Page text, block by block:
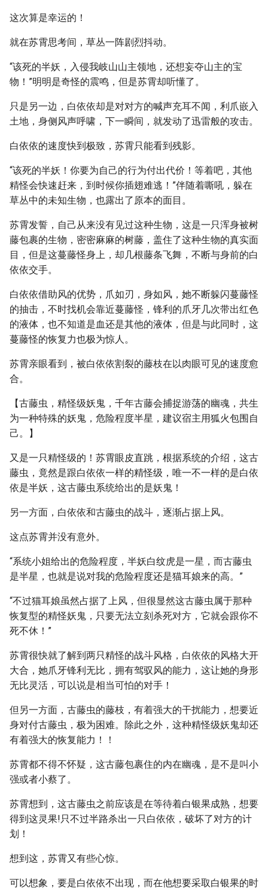
这次算是幸运的！
就在苏霄思考间，草丛一阵剧烈抖动。
“该死的半妖，入侵我岐山山主领地，还想妄夺山主的宝
物！”明明是奇怪的震鸣，但是苏霄却听懂了。
只是另一边，白依依却是对对方的喊声充耳不闻，利爪嵌入
土地，身侧风声呼啸，下一瞬间，就发动了迅雷般的攻击。
白依依的速度快到极致，苏霄只能看到残影。
“该死的半妖！你要为自己的行为付出代价！等着吧，其他
精怪会快速赶来，到时候你插翅难逃！”伴随着嘶吼，躲在
草丛中的未知生物，也露出了原本的面目。
苏霄发誓，自己从来没有见过这种生物，这是一只浑身被树
藤包裹的生物，密密麻麻的树藤，盖住了这种生物的真实面
目，但是这蔓藤怪身上，却几根藤条飞舞，不断与身前的白
依依交手。
白依依借助风的优势，爪如刃，身如风，她不断躲闪蔓藤怪
的抽击，不时找机会靠近蔓藤怪，锋利的爪牙几次带出红色
的液体，也不知道是血还是其他的液体，但是与此同时，这
蔓藤怪的恢复力也极为惊人。
苏霄亲眼看到，被白依依割裂的藤枝在以肉眼可见的速度愈
合。
【古藤虫，精怪级妖鬼，千年古藤会捕捉游荡的幽魂，共生
为一种特殊的妖鬼，危险程度半星，建议宿主用狐火包围自
己。】
又是一只精怪级的！苏霄眼皮直跳，根据系统的介绍，这古
藤虫，竟然是跟白依依一样的精怪级，唯一不一样的是白依
依是半妖，这古藤虫系统给出的是妖鬼！
另一方面，白依依和古藤虫的战斗，逐渐占据上风。
这点苏霄并没有意外。
“系统小姐给出的危险程度，半妖白纹虎是一星，而古藤虫
是半星，也就是说对我的危险程度还是猫耳娘来的高。”
“不过猫耳娘虽然占据了上风，但很显然这古藤虫属于那种
恢复型的精怪妖鬼，只要无法立刻杀死对方，它就会跟你不
死不休！”
苏霄很快就了解到两只精怪的战斗风格，白依依的风格大开
大合，她爪牙锋利无比，拥有驾驭风的能力，这让她的身形
无比灵活，可以说是相当可怕的对手！
但另一方面，古藤虫的藤枝，有着强大的干扰能力，想要近
身对付古藤虫，极为困难。除此之外，这种精怪级妖鬼却还
有着强大的恢复能力！！
苏霄都不得不怀疑，这古藤包裹住的内在幽魂，是不是叫小
强或者小蔡了。
苏霄想到，这古藤虫之前应该是在等待着白银果成熟，想要
得到这灵果!只不过半路杀出一只白依依，破坏了对方的计
划！
想到这，苏霄又有些心惊。
可以想象，要是白依依不出现，而在他想要采取白银果的时